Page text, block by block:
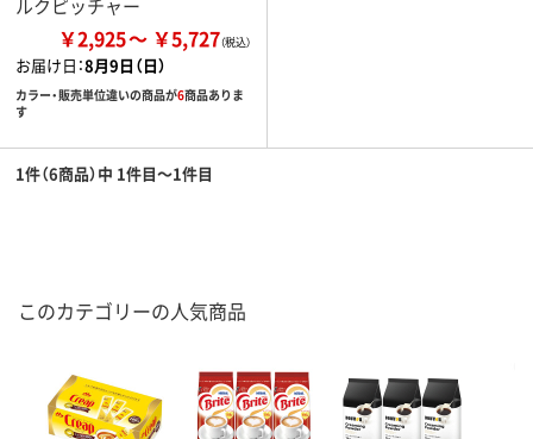
ルクピッチャー
￥2,925 ￥5,727
お届け日：8月9日（日）
カラー・販売単位違いの商品が6商品ありま
す
1件（6商品）中 1件目～1件目
このカテゴリーの人気商品